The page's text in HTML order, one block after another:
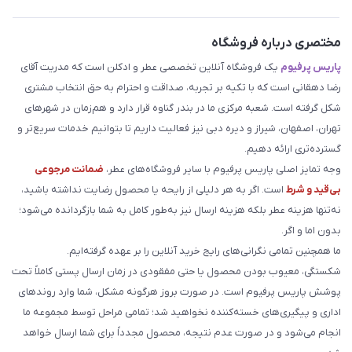
مختصری درباره فروشگاه
پاریس پرفیوم یک فروشگاه آنلاین تخصصی عطر و ادکلن است که مدریت آقای
رضا دهقانی است که با تکیه بر تجربه، صداقت و احترام به حق انتخاب مشتری
شکل گرفته است. شعبه مرکزی ما در بندر گناوه قرار دارد و هم‌زمان در شهرهای
تهران، اصفهان، شیراز و دیره دبی نیز فعالیت داریم تا بتوانیم خدمات سریع‌تر و
گسترده‌تری ارائه دهیم.
وجه تمایز اصلی پاریس پرفیوم با سایر فروشگاه‌های عطر، ضمانت مرجوعی
بی‌قید و شرط است. اگر به هر دلیلی از رایحه یا محصول رضایت نداشته باشید،
نه‌تنها هزینه عطر بلکه هزینه ارسال نیز به‌طور کامل به شما بازگردانده می‌شود؛
بدون اما و اگر.
ما همچنین تمامی نگرانی‌های رایج خرید آنلاین را بر عهده گرفته‌ایم.
شکستگی، معیوب بودن محصول یا حتی مفقودی در زمان ارسال پستی کاملاً تحت
پوشش پاریس پرفیوم است. در صورت بروز هرگونه مشکل، شما وارد روندهای
اداری و پیگیری‌های خسته‌کننده نخواهید شد؛ تمامی مراحل توسط مجموعه ما
انجام می‌شود و در صورت عدم نتیجه، محصول مجدداً برای شما ارسال خواهد